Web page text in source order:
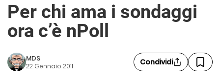
Per chi ama i sondaggi
ora c’è nPoll
MDS
22 Gennaio 2011 Condividi